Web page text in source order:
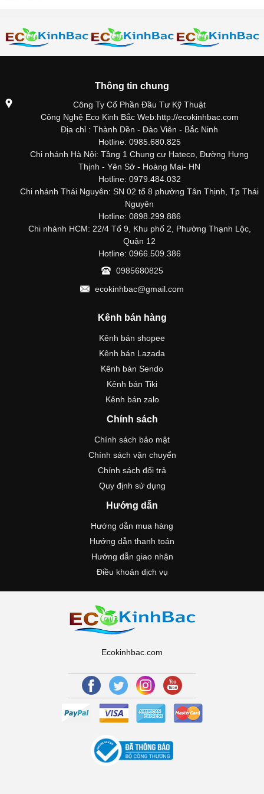
Thông tin chung
Công Ty Cổ Phần Đầu Tư Kỹ Thuật
Công Nghệ Eco Kinh Bắc Web:http://ecokinhbac.com
Địa chỉ : Thành Dền - Đào Viên - Bắc Ninh
Hotline: 0985.680.825
Chi nhánh Hà Nội: Tầng 1 Chung cư Hateco, Đường Hưng
Thịnh - Yên Sở - Hoàng Mai- HN
Hotline: 0979.484.032
Chi nhánh Thái Nguyên: SN 02 tổ 8 phường Tân Thịnh, Tp Thái
Nguyên
Hotline: 0898.299.886
Chi nhánh HCM: 22/4 Tổ 9, Khu phố 2, Phường Thạnh Lộc,
Quận 12
Hotline: 0966.509.386
0985680825
ecokinhbac@gmail.com
Kênh bán hàng
Kênh bán shopee
Kênh bán Lazada
Kênh bán Sendo
Kênh bán Tiki
Kênh bán zalo
Chính sách
Chính sách bảo mật
Chính sách vận chuyển
Chính sách đổi trả
Quy định sử dụng
Hướng dẫn
Hướng dẫn mua hàng
Hướng dẫn thanh toán
Hướng dẫn giao nhận
Điều khoản dịch vụ
Ecokinhbac.com